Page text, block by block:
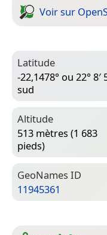
Voir sur
Latitude
-22,1478° ou 22° 8′
sud
Altitude
513 mètres (1 683
pieds)
Geo­Names ID
11945361